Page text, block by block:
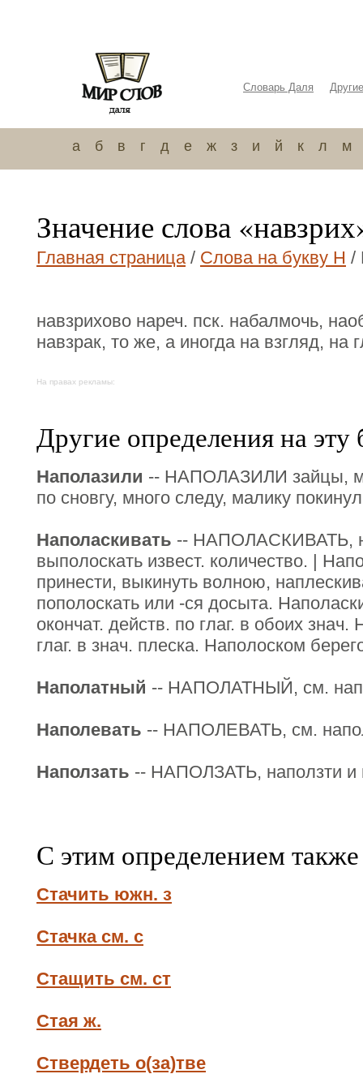
Словарь Даля
а б в г д е ж з и й к л м
Значение слова
Главная страница/ Слова на букву Н /
навзрихово нареч. пск. набалмочь,
навзрак, то же, а иногда на взгляд, на
На правах рекламы:
Другие определения на эту
Наполазили -- НАПОЛАЗИЛИ зайцы,
по сновгу, много следу, малику
Наполаскивать -- НАПОЛАСКИВАТЬ,
выполоскать извест. количество. |
принести, выкинуть волною,
пополоскать или -ся досыта.
окончат. действ. по глаг. в обоих
глаг. в знач. плеска. Наполоском
Наполатный -- НАПОЛАТНЫЙ, см.
Наполевать -- НАПОЛЕВАТЬ, см.
Наползать -- НАПОЛЗАТЬ, наползти и
С этим определением
Стачить южн. з
Стачка см. с
Стащить см. ст
Стая ж.
Ствердеть о(за)тве